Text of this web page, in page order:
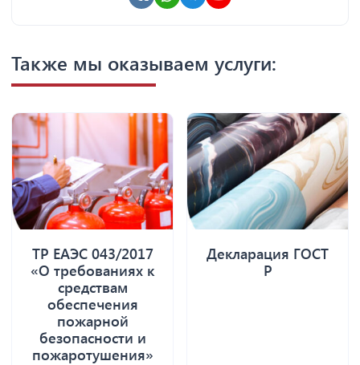
Также мы оказываем услуги:
ТР ЕАЭС 043/2017
«О требованиях к
средствам
обеспечения
пожарной
безопасности и
пожаротушения»
Декларация ГОСТ
Р